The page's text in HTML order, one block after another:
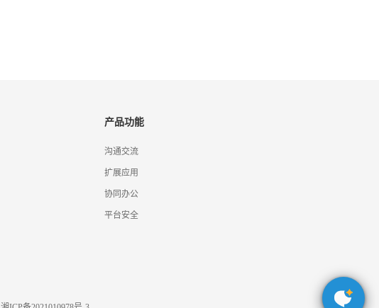
产品功能
沟通交流
扩展应用
协同办公
平台安全